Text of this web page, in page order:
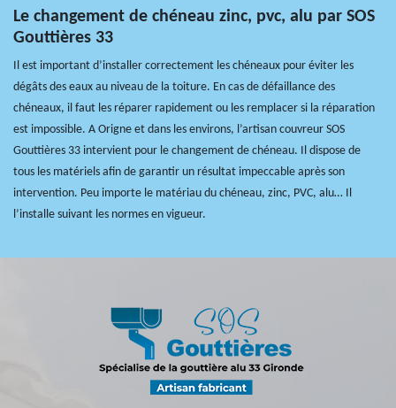
Le changement de chéneau zinc, pvc, alu par SOS
Gouttières 33
Il est important d’installer correctement les chéneaux pour éviter les
dégâts des eaux au niveau de la toiture. En cas de défaillance des
chéneaux, il faut les réparer rapidement ou les remplacer si la réparation
est impossible. A Origne et dans les environs, l’artisan couvreur SOS
Gouttières 33 intervient pour le changement de chéneau. Il dispose de
tous les matériels afin de garantir un résultat impeccable après son
intervention. Peu importe le matériau du chéneau, zinc, PVC, alu… Il
l’installe suivant les normes en vigueur.